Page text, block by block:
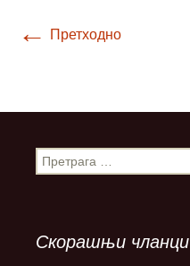
← Претходно
П
р
а
Скорашњи чланци